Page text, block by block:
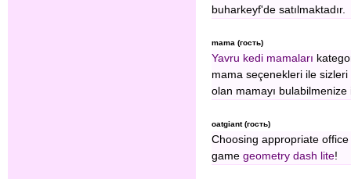
buharkeyf'de satılmaktadır.
mama (гость)
Yavru kedi mamaları
mama seçenekleri ile
olan mamayı bulabilmenize
oatgiant (гость)
Choosing appropriate
game geometry dash lite!